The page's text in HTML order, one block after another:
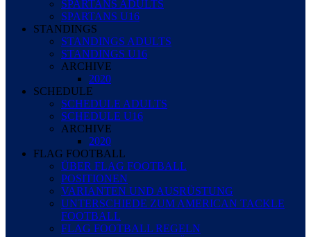
SPARTANS ADULTS
SPARTANS U16
STANDINGS
STANDINGS ADULTS
STANDINGS U16
ARCHIVE
2020
SCHEDULE
SCHEDULE ADULTS
SCHEDULE U16
ARCHIVE
2020
FLAG FOOTBALL
ÜBER FLAG FOOTBALL
POSITIONEN
VARIANTEN UND AUSRÜSTUNG
UNTERSCHIEDE ZUM AMERICAN TACKLE
FOOTBALL
FLAG FOOTBALL REGELN